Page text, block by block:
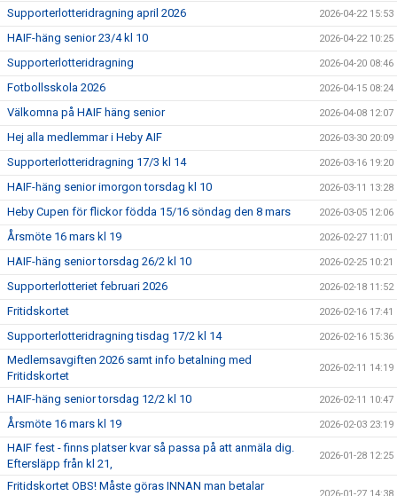
Supporterlotteridragning april 2026 2026-04-22 15:53
HAIF-häng senior 23/4 kl 10 2026-04-22 10:25
Supporterlotteridragning 2026-04-20 08:46
Fotbollsskola 2026 2026-04-15 08:24
Välkomna på HAIF häng senior 2026-04-08 12:07
Hej alla medlemmar i Heby AIF 2026-03-30 20:09
Supporterlotteridragning 17/3 kl 14 2026-03-16 19:20
HAIF-häng senior imorgon torsdag kl 10 2026-03-11 13:28
Heby Cupen för flickor födda 15/16 söndag den 8 mars 2026-03-05 12:06
Årsmöte 16 mars kl 19 2026-02-27 11:01
HAIF-häng senior torsdag 26/2 kl 10 2026-02-25 10:21
Supporterlotteriet februari 2026 2026-02-18 11:52
Fritidskortet 2026-02-16 17:41
Supporterlotteridragning tisdag 17/2 kl 14 2026-02-16 15:36
Medlemsavgiften 2026 samt info betalning med
Fritidskortet
2026-02-11 14:19
HAIF-häng senior torsdag 12/2 kl 10 2026-02-11 10:47
Årsmöte 16 mars kl 19 2026-02-03 23:19
HAIF fest - finns platser kvar så passa på att anmäla dig.
Eftersläpp från kl 21,
2026-01-28 12:25
Fritidskortet OBS! Måste göras INNAN man betalar